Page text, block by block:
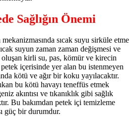
Sağlığın Önemi
sıcak suyu sirküle etme
suyun zaman zaman değişmesi ve
kirli su, pas, kömür ve kirecin
içerisinde yer alan bu istenmeyen
kötü ve ağır bir koku yayılacaktır.
bu kötü havayı teneffüs etmek
akıntısı ve tıkanıklık gibi sağlık
Bu bakımdan petek içi temizleme
güç bir durumdur.